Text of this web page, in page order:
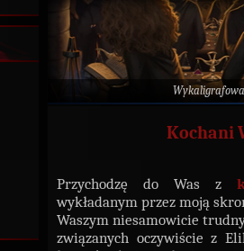
Kochani
Przychodzę do Was z
wykładanym przez moją
Waszym niesamowicie
związanych oczywiście z